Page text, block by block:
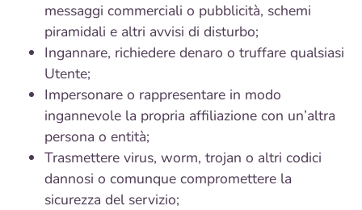
messaggi commerciali o pubblicità, schemi
piramidali e altri avvisi di disturbo;
Ingannare, richiedere denaro o truffare qualsiasi
Utente;
Impersonare o rappresentare in modo
ingannevole la propria affiliazione con un’altra
persona o entità;
Trasmettere virus, worm, trojan o altri codici
dannosi o comunque compromettere la
sicurezza del servizio;